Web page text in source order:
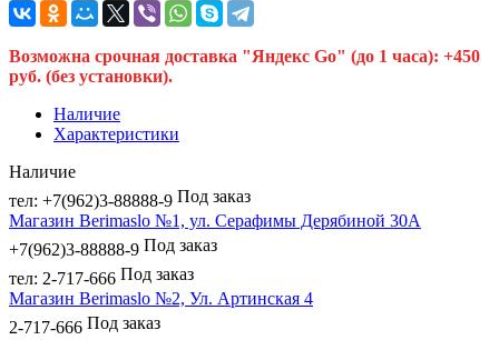
Возможна срочная доставка "Яндекс Go" (до 1 часа): +450
руб. (без установки).
Наличие
Характеристики
Наличие
тел: +7(962)3-88888-9 Под заказ
Магазин Berimaslo №1, ул. Серафимы Дерябиной 30А
+7(962)3-88888-9 Под заказ
тел: 2-717-666 Под заказ
Магазин Berimaslo №2, Ул. Артинская 4
2-717-666 Под заказ